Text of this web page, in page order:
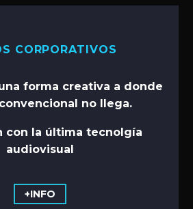
CORPORATIVOS
forma creativa a donde
no llega.
con la última tecnolgía
audiovisual
+INFO